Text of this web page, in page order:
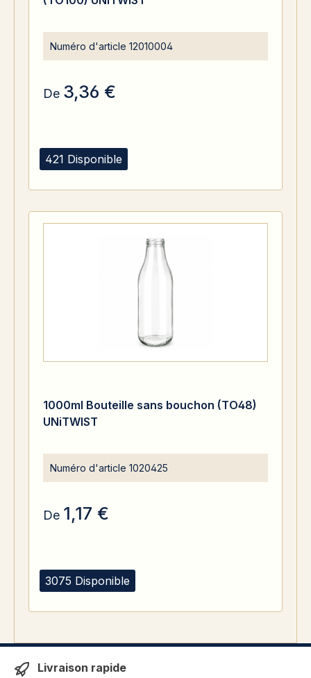
421 Disponible
Numéro d'article 12010004
De 3,36 €
3075 Disponible
1000ml Bouteille sans bouchon (TO48)
UNiTWIST
Numéro d'article 1020425
De 1,17 €
Livraison rapide